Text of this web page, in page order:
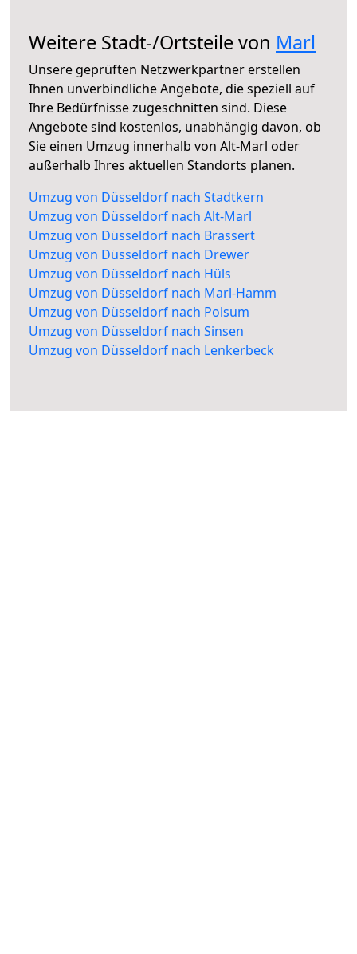
Weitere Stadt-/Ortsteile von Marl
Unsere geprüften Netzwerkpartner erstellen
Ihnen unverbindliche Angebote, die speziell auf
Ihre Bedürfnisse zugeschnitten sind. Diese
Angebote sind kostenlos, unabhängig davon, ob
Sie einen Umzug innerhalb von Alt-Marl oder
außerhalb Ihres aktuellen Standorts planen.
Umzug von Düsseldorf nach Stadtkern
Umzug von Düsseldorf nach Alt-Marl
Umzug von Düsseldorf nach Brassert
Umzug von Düsseldorf nach Drewer
Umzug von Düsseldorf nach Hüls
Umzug von Düsseldorf nach Marl-Hamm
Umzug von Düsseldorf nach Polsum
Umzug von Düsseldorf nach Sinsen
Umzug von Düsseldorf nach Lenkerbeck